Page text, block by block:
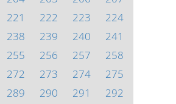
221 222 223
224
238 239 240
241
255 256 257
258
272 273 274
275
289 290 291
292